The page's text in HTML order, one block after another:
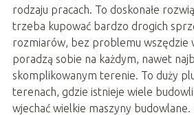
rodzaju pracach. To doskonałe
trzeba kupować bardzo drogich
rozmiarów, bez problemu wszędzie
poradzą sobie na każdym, nawet
skomplikowanym terenie. To duży
terenach, gdzie istnieje wiele
wjechać wielkie maszyny